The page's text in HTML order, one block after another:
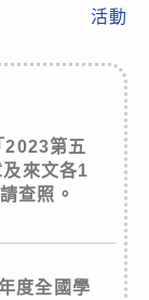
活動
2023第五
來文各1
查照。
度全國學